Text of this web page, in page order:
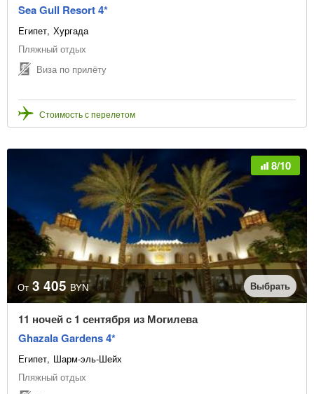
Sea Gull Resort 4*
Египет Хургада
Пляжный отдых
Виза по прилёту
Стоимость с перелетом
8/10
От 3 405 BYN Выбрать
11 ночей с 1 сентября из Могилева
Ghazala Gardens 4*
Египет Шарм-эль-Шейх
Пляжный отдых